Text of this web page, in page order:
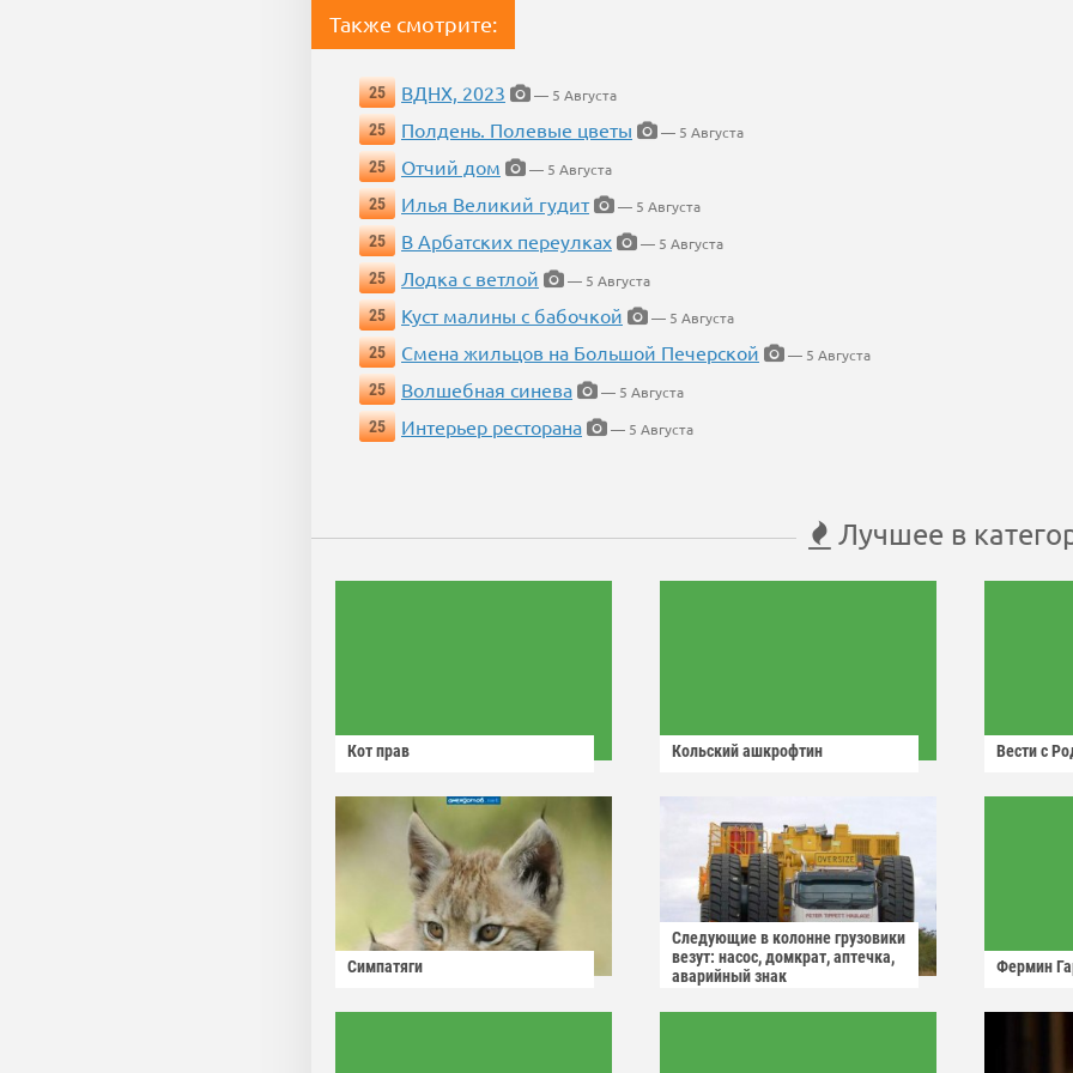
Также смотрите:
25 ВДНХ, 2023
— 5 Августа
25
Полдень. Полевые цветы
— 5 Августа
25
Отчий дом
— 5 Августа
25
Илья Великий гудит
— 5 Августа
25
В Арбатских переулках
— 5 Августа
25
Лодка с ветлой
— 5 Августа
25
Куст малины с бабочкой
— 5 Августа
25
Смена жильцов на Большой Печерской
— 5 Августа
25
Волшебная синева
— 5 Августа
25
Интерьер ресторана — 5 Августа
Лучшее в
Кот прав Кольский ашкрофтин Вести с
Симпатяги
Следующие в колонне грузовики
везут: насос, домкрат, аптечка,
аварийный знак
Фермин